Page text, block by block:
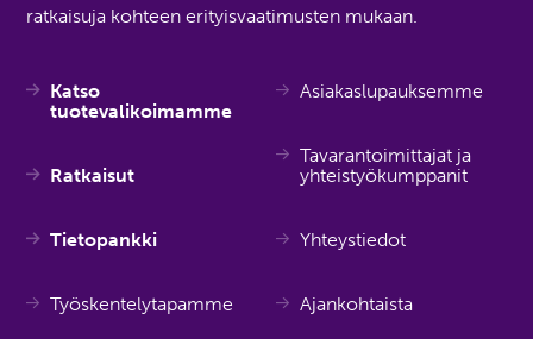
ratkaisuja kohteen erityisvaatimusten mukaan.
Katso
tuotevalikoimamme
Ratkaisut
Tietopankki
Työskentelytapamme
Asiakaslupauksemme
Tavarantoimittajat ja
yhteistyökumppanit
Yhteystiedot
Ajankohtaista